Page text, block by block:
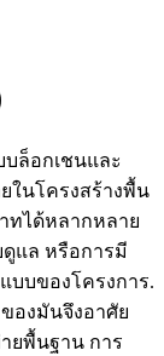
คอมมิชชั่นการคัด
บล็อกเชนและ
ในโครงสร้างพื้น
ทได้หลากหลาย
ดูแล หรือการมี
บบของโครงการ.
องมันจึงอาศัย
ยพื้นฐาน การ